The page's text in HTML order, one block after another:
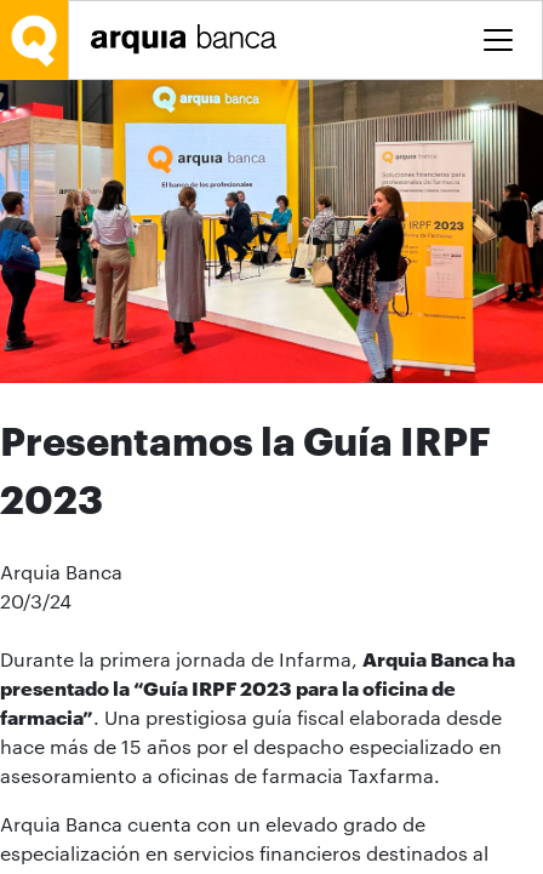
Saltar al contenido principal
Presentamos la Guía IRPF
2023
Arquia Banca
20/3/24
Durante la primera jornada de Infarma, Arquia Banca ha
presentado la “Guía IRPF 2023 para la oficina de
farmacia” . Una prestigiosa guía fiscal elaborada desde
hace más de 15 años por el despacho especializado en
asesoramiento a oficinas de farmacia Taxfarma.
Arquia Banca cuenta con un elevado grado de
especialización en servicios financieros destinados al